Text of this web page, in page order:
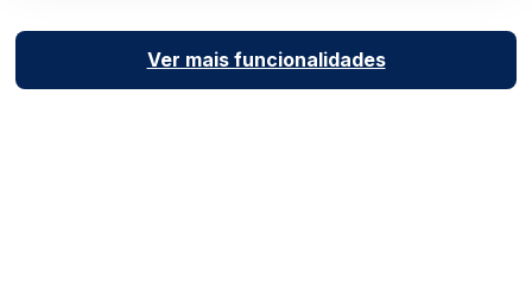
Ver mais funcionalidades